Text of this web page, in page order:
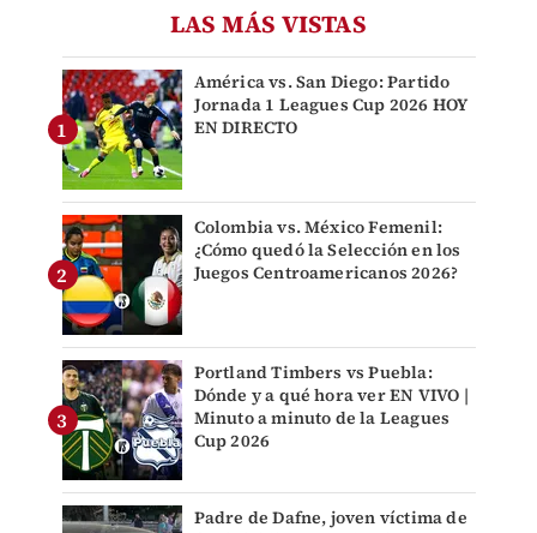
LAS MÁS VISTAS
América vs. San Diego: Partido
Jornada 1 Leagues Cup 2026 HOY
EN DIRECTO
Colombia vs. México Femenil:
¿Cómo quedó la Selección en los
Juegos Centroamericanos 2026?
Portland Timbers vs Puebla:
Dónde y a qué hora ver EN VIVO |
Minuto a minuto de la Leagues
Cup 2026
Padre de Dafne, joven víctima de